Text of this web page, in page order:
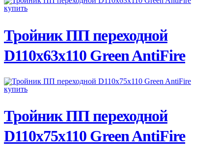
Тройник ПП переходной
D110х63х110 Green AntiFire
Тройник ПП переходной
D110х75х110 Green AntiFire